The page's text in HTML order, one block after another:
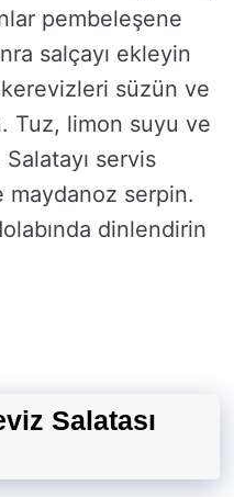
pembeleşene
salçayı ekleyin
kerevizleri süzün ve
Tuz, limon suyu ve
Salatayı servis
maydanoz serpin.
dinlendirin
Salatası